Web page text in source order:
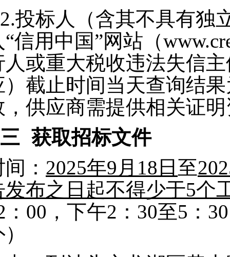
2.投标人（含其不具有独
“信用中国”网站（
人或重大税收违法失信
）截止时间当天查询结
，供应商需提供相关证
三 获取招标文件
： 2025年9月18日 至
发布之日起不得少于5个
：00，下午2：30至5：